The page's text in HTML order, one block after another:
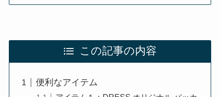
この記事の内容
便利なアイテム